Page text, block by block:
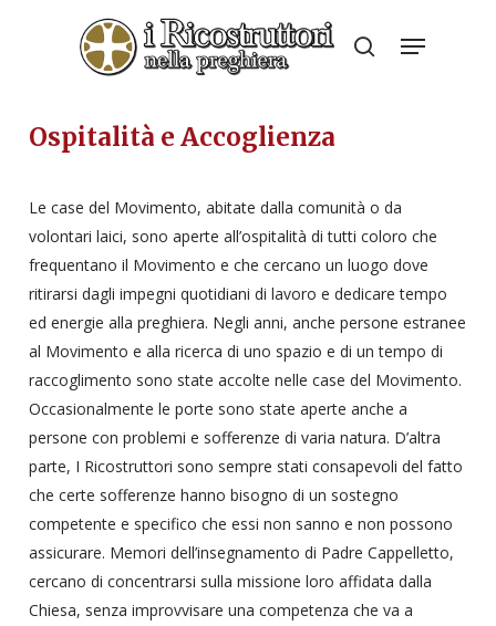
search
Menu
Ospitalità e Accoglienza
Le case del Movimento, abitate dalla comunità o da
volontari laici, sono aperte all’ospitalità di tutti coloro che
frequentano il Movimento e che cercano un luogo dove
ritirarsi dagli impegni quotidiani di lavoro e dedicare tempo
ed energie alla preghiera. Negli anni, anche persone estranee
al Movimento e alla ricerca di uno spazio e di un tempo di
raccoglimento sono state accolte nelle case del Movimento.
Occasionalmente le porte sono state aperte anche a
persone con problemi e sofferenze di varia natura. D’altra
parte, I Ricostruttori sono sempre stati consapevoli del fatto
che certe sofferenze hanno bisogno di un sostegno
competente e specifico che essi non sanno e non possono
assicurare. Memori dell’insegnamento di Padre Cappelletto,
cercano di concentrarsi sulla missione loro affidata dalla
Chiesa, senza improvvisare una competenza che va a